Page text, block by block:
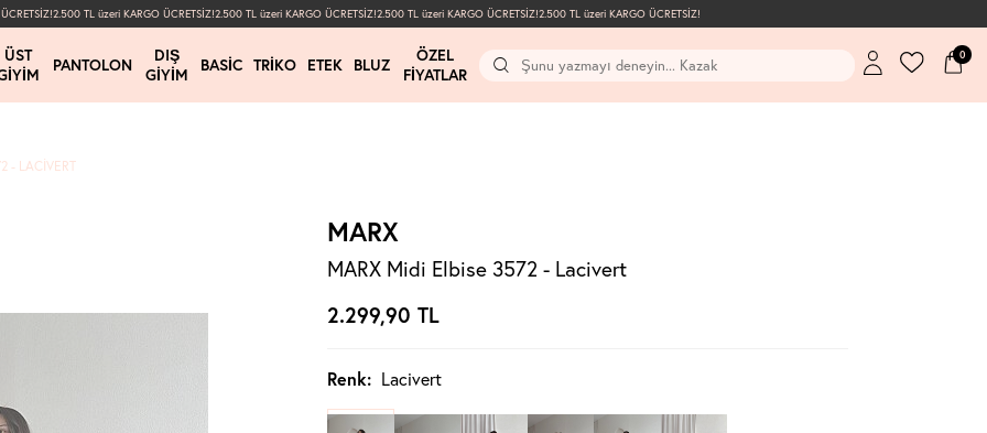
2.500 TL üzeri KARGO ÜCRETSİZ!2.500 TL üzeri KARGO ÜCRETSİZ!2.500 TL üzeri KARGO ÜCRETSİZ!2.500 TL üzeri KARGO ÜCRETSİZ!
ÜST
PANTOLON
DIŞ
GIYIM
BASIC TRIKO ETEK BLUZ
ÖZEL
FIYATLAR
0
- LACIVERT
MARX
MARX Midi Elbise 3572 - Lacivert
2.299,90 TL
Renk: Lacivert